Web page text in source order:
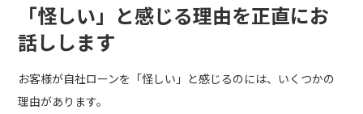
「怪しい」と感じる理由を正直にお
話しします
お客様が自社ローンを「怪しい」と感じるのには、いくつかの
理由があります。